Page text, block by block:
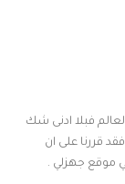
فبلا ادنى شك
قررنا على ان
موقع جهزلي .